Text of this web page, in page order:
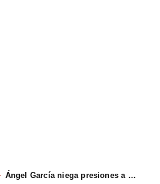
Ángel García niega presiones a comercios y asegura que el Ayuntamiento cumple "de manera muy rigurosa" la Ley de Contratos